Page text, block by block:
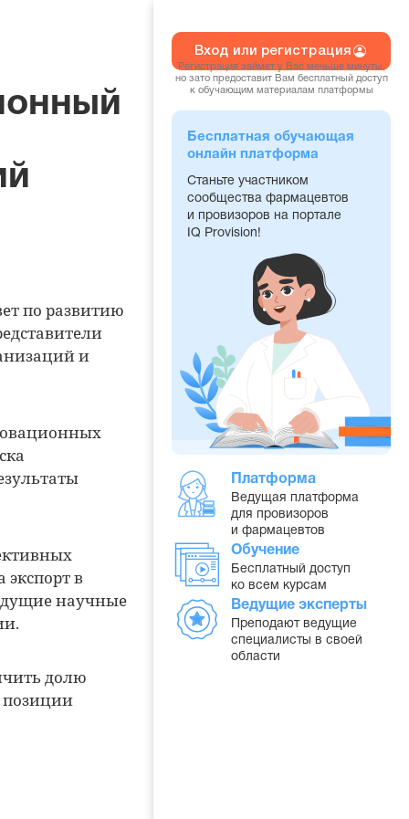
по развитию
и
в
научные
долю
позиции
Вход или регистрация
Регистрация займет у Вас меньше минуты,
но зато предоставит Вам бесплатный доступ
к обучающим материалам платформы
Бесплатная обучающая
онлайн платформа
Станьте участником
сообщества фармацевтов
и провизоров на портале
IQ Provision!
Платформа
Ведущая платформа
для провизоров
и фармацевтов
Обучение
Бесплатный доступ
ко всем курсам
Ведущие эксперты
Преподают ведущие
специалисты в своей
области